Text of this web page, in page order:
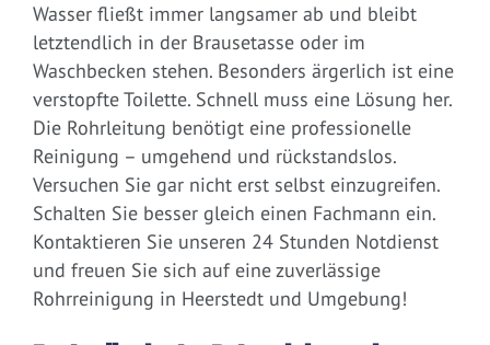
Wasser fließt immer langsamer ab und bleibt
letztendlich in der Brausetasse oder im
Waschbecken stehen. Besonders ärgerlich ist eine
verstopfte Toilette. Schnell muss eine Lösung her.
Die Rohrleitung benötigt eine professionelle
Reinigung – umgehend und rückstandslos.
Versuchen Sie gar nicht erst selbst einzugreifen.
Schalten Sie besser gleich einen Fachmann ein.
Kontaktieren Sie unseren 24 Stunden Notdienst
und freuen Sie sich auf eine zuverlässige
Rohrreinigung in Heerstedt und Umgebung!